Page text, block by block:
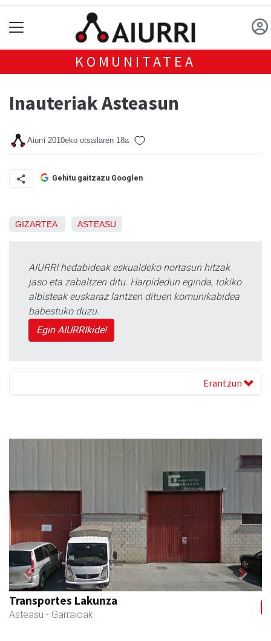
KOMUNITATEA
Inauteriak Asteasun
Aiurri 2010eko otsailaren 18a
Gehitu gaitzazu Googlen
GIZARTEA ASTEASU
AIURRI hedabideak eskualdeko nortasun hitzak
jaso eta zabaltzen ditu. Harpidedun eginda, tokiko
albisteak euskaraz lantzen dituen komunikabidea
babestuko duzu.
Egin AIURRIkide!
Erantzun
Goine esnekiak
Asteasu - Esnekiak
Previous Next